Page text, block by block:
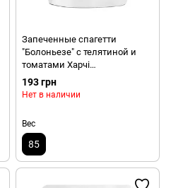
Запеченные спагетти
"Болоньезе" с телятиной и
томатами Харчі
(4820225900390)
193 грн
Нет в наличии
Вес
85